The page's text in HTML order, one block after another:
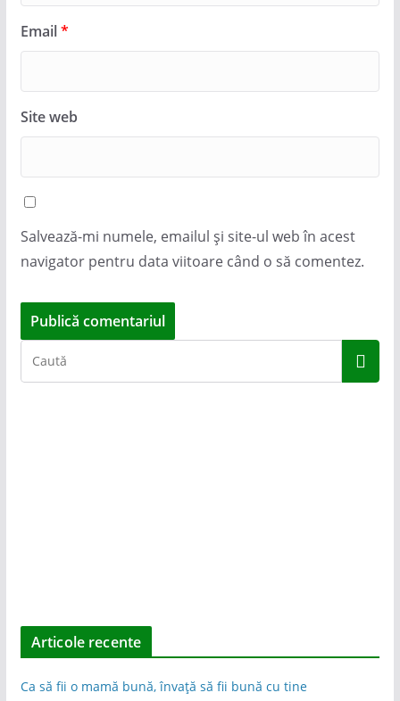
Email*
Site web
Salvează-mi numele, emailul și site-ul web în acest
navigator pentru data viitoare când o să comentez.
Articole recente
Ca să fii o mamă bună, învață să fii bună cu tine